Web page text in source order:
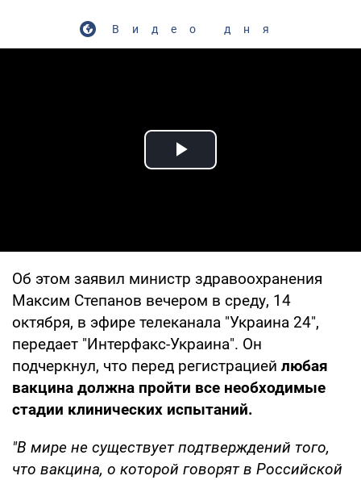
Видео дня
Play Video
Об этом заявил министр здравоохранения
Максим Степанов вечером в среду, 14
октября, в эфире телеканала "Украина 24",
передает "Интерфакс-Украина". Он
подчеркнул, что перед регистрацией любая
вакцина должна пройти все необходимые
стадии клинических испытаний.
"В мире не существует подтверждений того,
что вакцина, о которой говорят в Российской